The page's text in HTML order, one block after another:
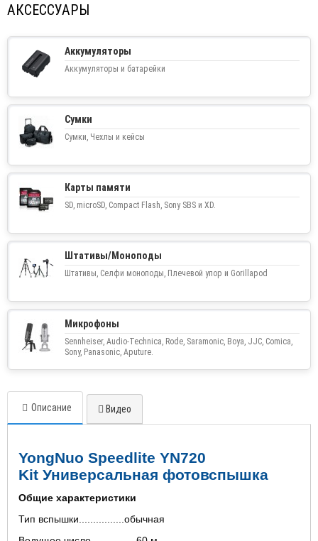
АКСЕССУАРЫ
Аккумуляторы
Аккумуляторы и батарейки
Сумки
Сумки, Чехлы и кейсы
Карты памяти
SD, microSD, Compact Flash, Sony SBS и XD.
Штативы/Моноподы
Штативы, Селфи моноподы, Плечевой упор и Gorillapod
Микрофоны
Sennheiser, Audio-Technica, Rode, Saramonic, Boya, JJC, Comica,
Sony, Panasonic, Aputure.
Описание Видео
YongNuo Speedlite YN720
Kit Универсальная фотовспышка
Общие характеристики
Тип вспышки................обычная